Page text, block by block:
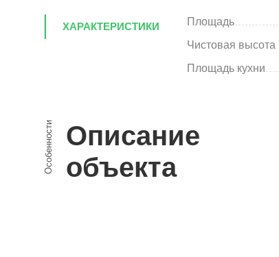
ХАРАКТЕРИСТИКИ Площадь
Чистовая высота
Площадь кухни
Особенности Описание
объекта